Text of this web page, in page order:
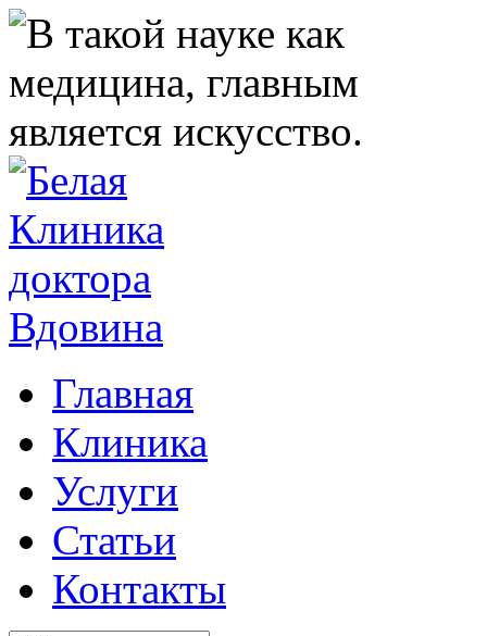
Главная
Клиника
Услуги
Статьи
Контакты